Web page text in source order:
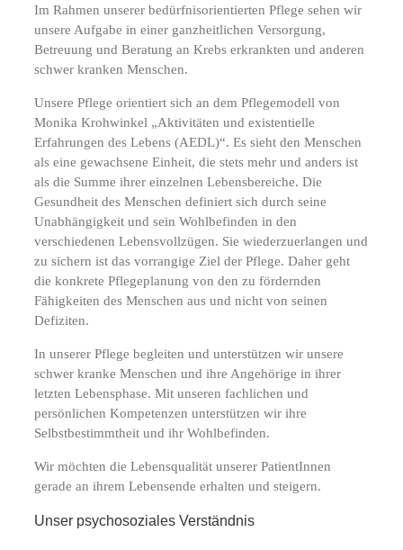
Im Rahmen unserer bedürfnisorientierten Pflege sehen wir
unsere Aufgabe in einer ganzheitlichen Versorgung,
Betreuung und Beratung an Krebs erkrankten und anderen
schwer kranken Menschen.
Unsere Pflege orientiert sich an dem Pflegemodell von
Monika Krohwinkel „Aktivitäten und existentielle
Erfahrungen des Lebens (AEDL)“. Es sieht den Menschen
als eine gewachsene Einheit, die stets mehr und anders ist
als die Summe ihrer einzelnen Lebensbereiche. Die
Gesundheit des Menschen definiert sich durch seine
Unabhängigkeit und sein Wohlbefinden in den
verschiedenen Lebensvollzügen. Sie wiederzuerlangen und
zu sichern ist das vorrangige Ziel der Pflege. Daher geht
die konkrete Pflegeplanung von den zu fördernden
Fähigkeiten des Menschen aus und nicht von seinen
Defiziten.
In unserer Pflege begleiten und unterstützen wir unsere
schwer kranke Menschen und ihre Angehörige in ihrer
letzten Lebensphase. Mit unseren fachlichen und
persönlichen Kompetenzen unterstützen wir ihre
Selbstbestimmtheit und ihr Wohlbefinden.
Wir möchten die Lebensqualität unserer PatientInnen
gerade an ihrem Lebensende erhalten und steigern.
Unser psychosoziales Verständnis